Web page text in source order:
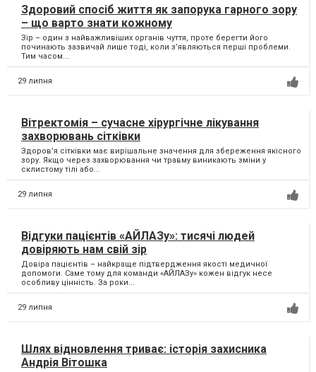
Здоровий спосіб життя як запорука гарного зору
– що варто знати кожному
Зір – один з найважливіших органів чуття, проте берегти його
починають зазвичай лише тоді, коли з’являються перші проблеми.
Тим часом...
29 липня
Вітректомія – сучасне хірургічне лікування
захворювань сітківки
Здоров’я сітківки має вирішальне значення для збереження якісного
зору. Якщо через захворювання чи травму виникають зміни у
склистому тілі або...
29 липня
Відгуки пацієнтів «АЙЛАЗу»: тисячі людей
довіряють нам свій зір
Довіра пацієнтів – найкраще підтвердження якості медичної
допомоги. Саме тому для команди «АЙЛАЗу» кожен відгук несе
особливу цінність. За роки...
29 липня
Шлях відновлення триває: історія захисника
Андрія Вітошка